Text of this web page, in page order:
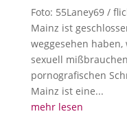
Foto: 55Laney69 /
Mainz ist
weggesehen
sexuell
pornografischen
Mainz ist eine...
mehr lesen